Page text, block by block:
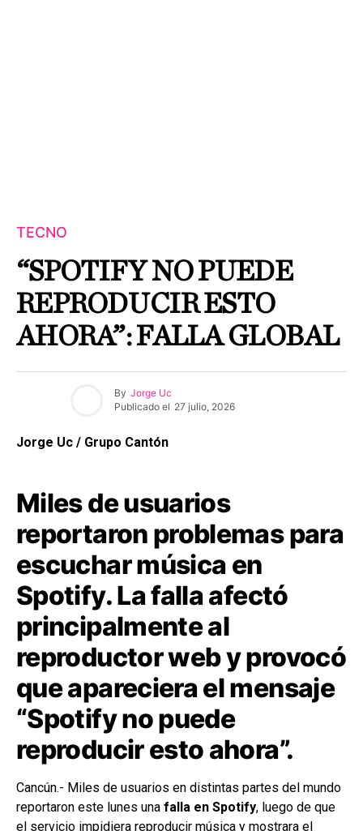
TECNO
“SPOTIFY NO PUEDE
REPRODUCIR ESTO
AHORA”: FALLA GLOBAL
By Jorge Uc
Publicado el 27 julio, 2026
Jorge Uc / Grupo Cantón
Miles de usuarios
reportaron problemas para
escuchar música en
Spotify. La falla afectó
principalmente al
reproductor web y provocó
que apareciera el mensaje
“Spotify no puede
reproducir esto ahora”.
Cancún.- Miles de usuarios en distintas partes del mundo
reportaron este lunes una falla en Spotify, luego de que
el servicio impidiera reproducir música y mostrara el